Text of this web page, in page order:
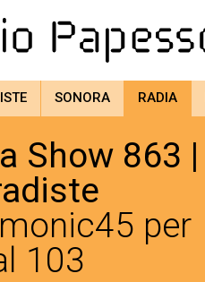
SONORA RADIA
Show 863 |
per
103